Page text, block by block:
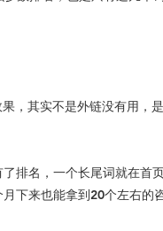
，其实不是外链没有用，
排名，一个长尾词就在首
下来也能拿到20个左右的